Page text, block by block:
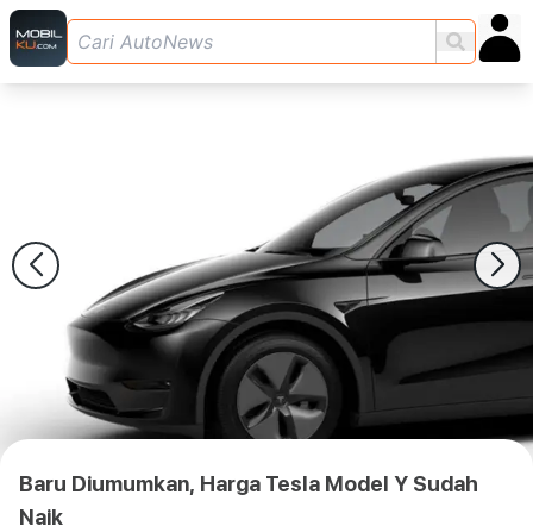
Baru Diumumkan, Harga Tesla Model Y Sudah
Naik